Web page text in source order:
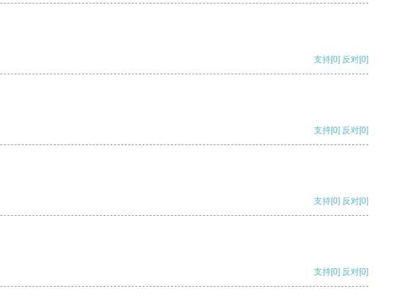
支持[0] 反对[0]
支持[0] 反对[0]
支持[0] 反对[0]
支持[0] 反对[0]